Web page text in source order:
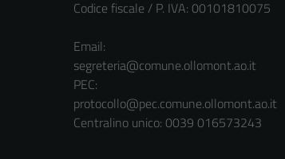
Codice fiscale / P. IVA: 00101810075
Email:
segreteria@comune.ollomont.ao.it
PEC:
protocollo@pec.comune.ollomont.ao.it
Centralino unico: 0039 016573243